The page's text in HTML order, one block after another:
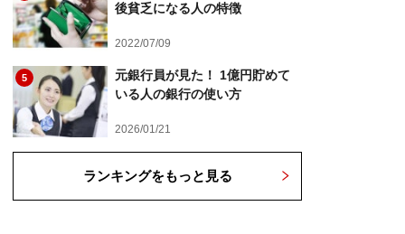
後貧乏になる人の特徴
2022/07/09
5
元銀行員が見た！ 1億円貯めて
いる人の銀行の使い方
2026/01/21
ランキングをもっと見る